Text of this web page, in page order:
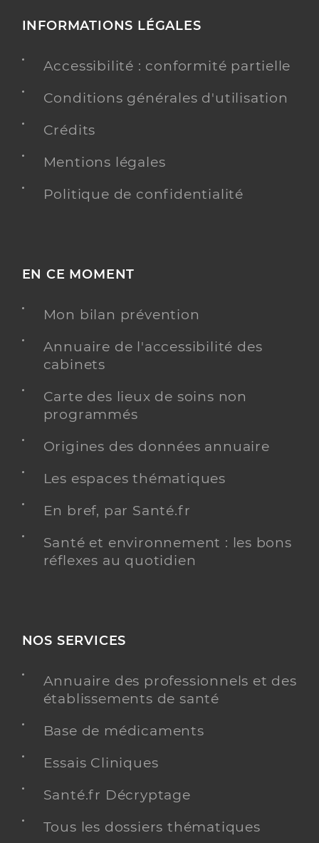
INFORMATIONS LÉGALES
Accessibilité : conformité partielle
Conditions générales d'utilisation
Crédits
Mentions légales
Politique de confidentialité
EN CE MOMENT
Mon bilan prévention
Annuaire de l'accessibilité des
cabinets
Carte des lieux de soins non
programmés
Origines des données annuaire
Les espaces thématiques
En bref, par Santé.fr
Santé et environnement : les bons
réflexes au quotidien
NOS SERVICES
Annuaire des professionnels et des
établissements de santé
Base de médicaments
Essais Cliniques
Santé.fr Décryptage
Tous les dossiers thématiques